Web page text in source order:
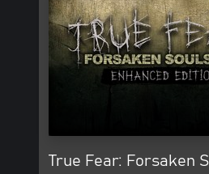
True Fear: Forsaken